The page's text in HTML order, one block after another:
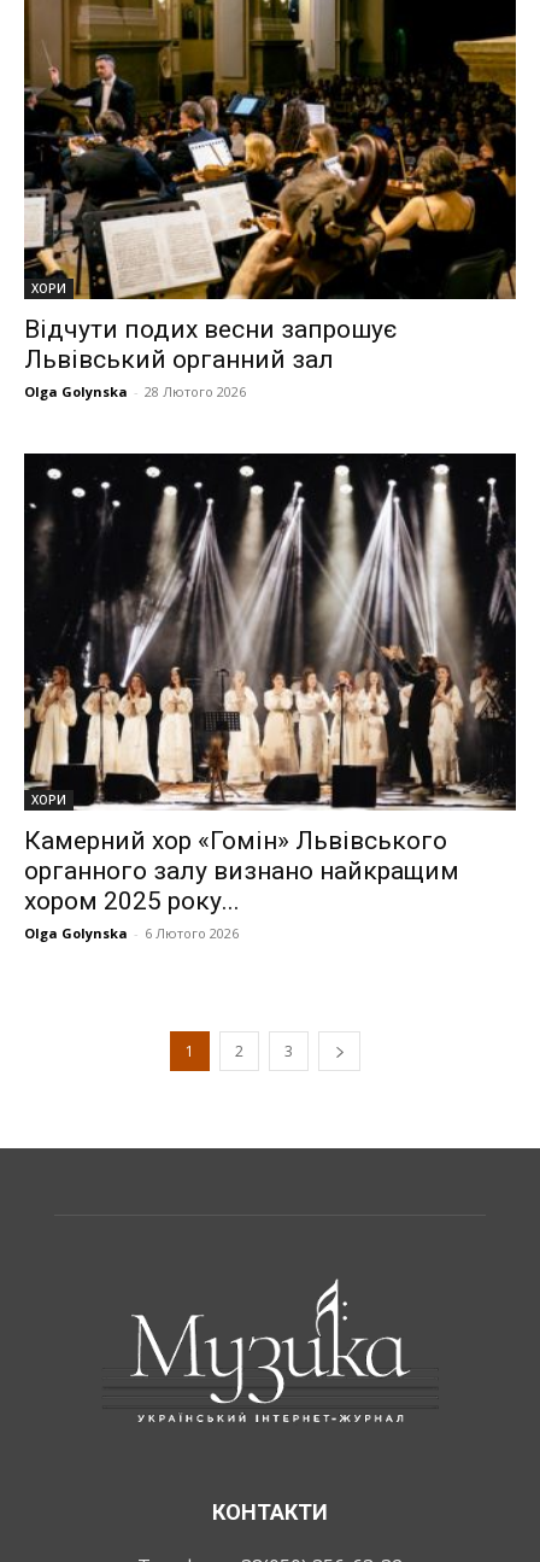
ХОРИ
Відчути подих весни запрошує
Львівський органний зал
Olga Golynska - 28 Лютого 2026
ХОРИ
Камерний хор «Гомін» Львівського
органного залу визнано найкращим
хором 2025 року...
Olga Golynska - 6 Лютого 2026
1 2 3
КОНТАКТИ